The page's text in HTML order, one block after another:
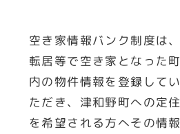
空き家情報バンク制度は、
転居等で空き家となった町
内の物件情報を登録してい
ただき、津和野町への定住
を希望される方へその情報